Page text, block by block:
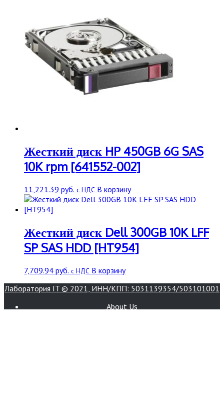
Жесткий диск HP 450GB 6G SAS
10K rpm [641552-002]
11,221.39 руб. с НДС В корзину
Жесткий диск Dell 300GB 10K LFF
SP SAS HDD [HT954]
7,709.94 руб. с НДС В корзину
Лаборатория IT © 2021, ИНН/КПП: 5031139354/503101001
About Us